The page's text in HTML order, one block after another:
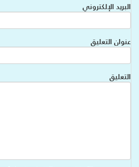
البريد الإلكتروني
عنوان التعليق
التعليق